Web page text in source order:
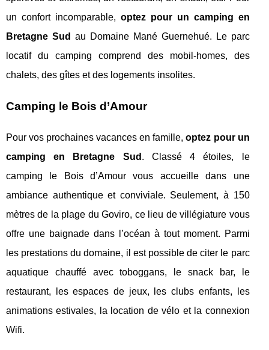
un confort incomparable, optez pour un camping en
Bretagne Sud au Domaine Mané Guernehué. Le parc
locatif du camping comprend des mobil-homes, des
chalets, des gîtes et des logements insolites.
Camping le Bois d’Amour
Pour vos prochaines vacances en famille,optez pour un
camping en Bretagne Sud . Classé 4 étoiles, le
camping le Bois d’Amour vous accueille dans une
ambiance authentique et conviviale. Seulement, à 150
mètres de la plage du Goviro, ce lieu de villégiature vous
offre une baignade dans l’océan à tout moment. Parmi
les prestations du domaine, il est possible de citer le parc
aquatique chauffé avec toboggans, le snack bar, le
restaurant, les espaces de jeux, les clubs enfants, les
animations estivales, la location de vélo et la connexion
Wifi.